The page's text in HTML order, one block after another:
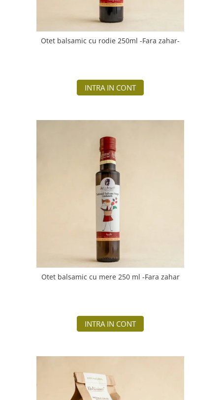
Otet balsamic cu rodie 250ml -Fara zahar-
INTRA IN CONT
Otet balsamic cu mere 250 ml -Fara zahar
INTRA IN CONT